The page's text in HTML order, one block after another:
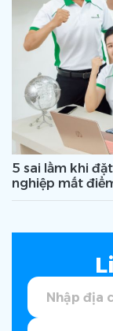
5 sai lầm khi
nghiệp mất